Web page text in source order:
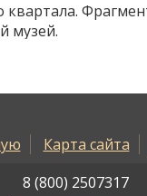
квартала.
музей.
Карта сайта
8 (800) 2507317